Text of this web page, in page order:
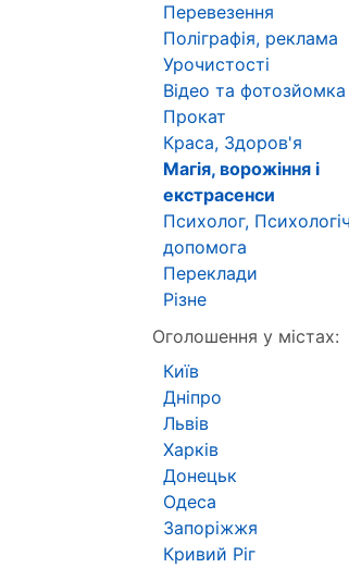
Перевезення
Поліграфія, реклама
Урочистості
Відео та фотозйомка
Прокат
Краса, Здоров'я
Магія, ворожіння і
екстрасенси
Психолог,
допомога
Переклади
Різне
Оголошення у містах:
Київ
Дніпро
Львів
Харків
Донецьк
Одеса
Запоріжжя
Кривий Ріг